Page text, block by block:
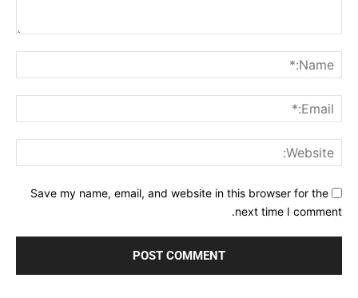
Save my name, email, and website in this browser for the
next time I comment.